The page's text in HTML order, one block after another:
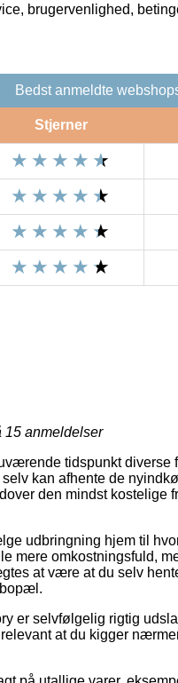
brugervenlighed,
Bedst anmeldte
Stjerner
15 anmeldelser
tidspunkt diverse
kan afhente de
den mindst kostelige
udbringning hjem til
mere omkostningsfuld,
at være at du selv
er selvfølgelig rigtig
at du kigger